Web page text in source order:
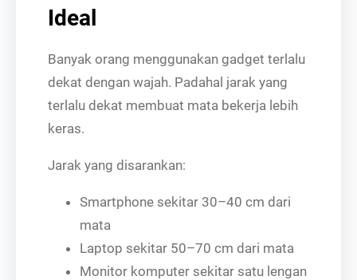
Ideal
Banyak orang menggunakan gadget terlalu
dekat dengan wajah. Padahal jarak yang
terlalu dekat membuat mata bekerja lebih
keras.
Jarak yang disarankan:
Smartphone sekitar 30–40 cm dari
mata
Laptop sekitar 50–70 cm dari mata
Monitor komputer sekitar satu lengan